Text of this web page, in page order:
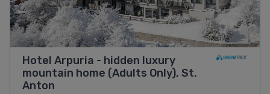
Hotel Arpuria - hidden luxury
mountain home (Adults Only), St.
Anton